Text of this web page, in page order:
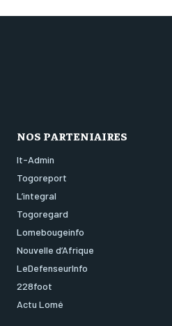
NOS PARTENIAIRES
It-Admin
Togoreport
L’integral
Togoregard
Lomebougeinfo
Nouvelle d’Afrique
LeDefenseurInfo
228foot
Actu Lomé